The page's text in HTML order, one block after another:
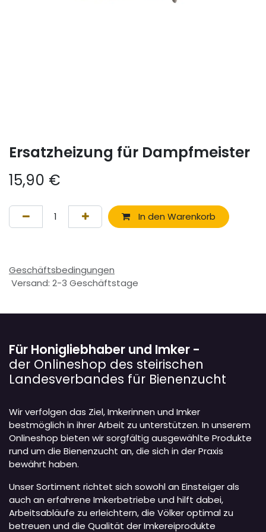
Ersatzheizung für Dampfmeister
15,90 €
In den Warenkorb
Geschäftsbedingungen
Versand: 2-3 Geschäftstage
Für Honigliebhaber und Imker -
der Onlineshop des steirischen
Landesverbandes für Bienenzucht
Wir verfolgen das Ziel, Imkerinnen und Imker
bestmöglich in ihrer Arbeit zu unterstützen. In unserem
Onlineshop bieten wir sorgfältig ausgewählte Produkte
rund um die Bienenzucht an, die sich in der Praxis
bewährt haben.
Unser Sortiment richtet sich sowohl an Einsteiger als
auch an erfahrene Imkerbetriebe und hilft dabei,
Arbeitsabläufe zu erleichtern, die Völker optimal zu
betreuen und die Qualität der Imkereiprodukte